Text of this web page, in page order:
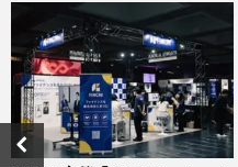
【平成編】
TOP5》ロ
僅差で超え
週刊女性2026年
《モヤる